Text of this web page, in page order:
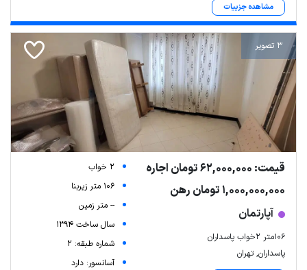
مشاهده جزییات
3 تصویر
قیمت: 62,000,000 تومان اجاره
1,000,000,000 تومان رهن
آپارتمان
106متر 2خواب پاسداران
پاسداران, تهران
2 خواب
106 متر زیربنا
-- متر زمین
سال ساخت 1394
شماره طبقه: 2
آسانسور: دارد